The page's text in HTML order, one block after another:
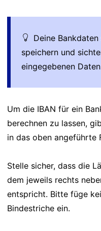
Deine
speichern und
eingegebenen
Um die IBAN für ein
berechnen zu lassen,
in das oben angeführte
Stelle sicher, dass die
dem jeweils rechts
entspricht. Bitte füge
Bindestriche ein.